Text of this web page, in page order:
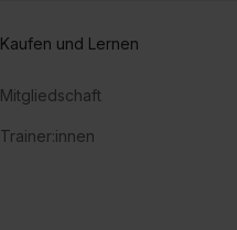
Kaufen und Lernen
Mitgliedschaft
Trainer:innen